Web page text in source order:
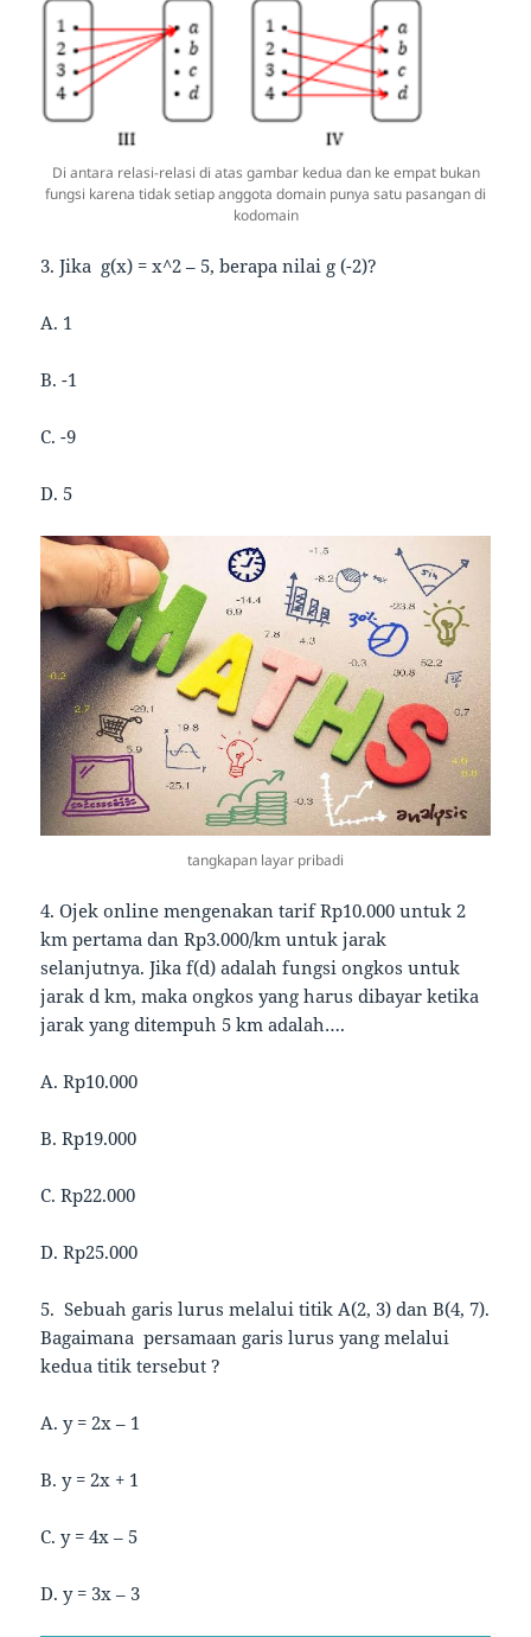
Di antara relasi-relasi di atas gambar kedua dan ke empat bukan
fungsi karena tidak setiap anggota domain punya satu pasangan di
kodomain
3. Jika g(x) = x^2 – 5, berapa nilai g (-2)?
A. 1
B. -1
C. -9
D. 5
tangkapan layar pribadi
4. Ojek online mengenakan tarif Rp10.000 untuk 2
km pertama dan Rp3.000/km untuk jarak
selanjutnya. Jika f(d) adalah fungsi ongkos untuk
jarak d km, maka ongkos yang harus dibayar ketika
jarak yang ditempuh 5 km adalah….
A. Rp10.000
B. Rp19.000
C. Rp22.000
D. Rp25.000
5. Sebuah garis lurus melalui titik A(2, 3) dan B(4, 7).
Bagaimana persamaan garis lurus yang melalui
kedua titik tersebut ?
A. y = 2x – 1
B. y = 2x + 1
C. y = 4x – 5
D. y = 3x – 3